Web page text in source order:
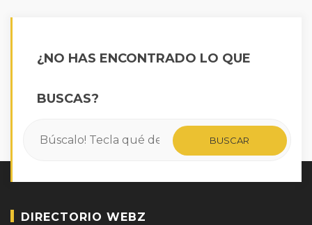
¿NO HAS ENCONTRADO LO QUE
BUSCAS?
DIRECTORIO WEBZ